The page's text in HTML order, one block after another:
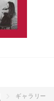
ギャラリー